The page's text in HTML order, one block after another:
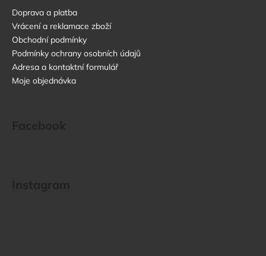
Doprava a platba
Vrácení a reklamace zboží
Obchodní podmínky
Podmínky ochrany osobních údajů
Adresa a kontaktní formulář
Moje objednávka